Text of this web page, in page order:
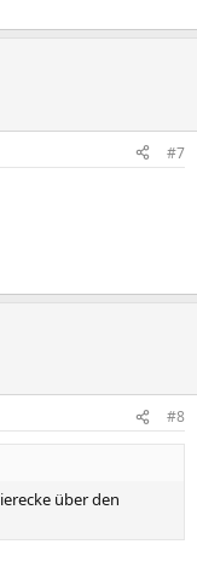
#7
#8
über den